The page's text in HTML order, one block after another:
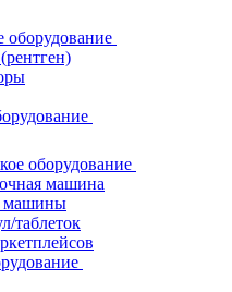
оборудование
машина
машины
таблеток